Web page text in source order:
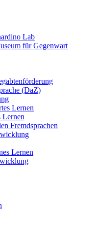
Lab
für Gegenwart
(DaZ)
Lernen
Lernen
Fremdsprachen
Lernen